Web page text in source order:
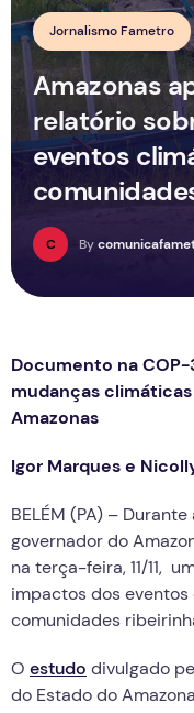
Jornalismo Fametro
Amazonas
relatório
eventos
C By
Documento na
mudanças
Amazonas
Igor Marques e
BELÉM (PA) –
governador do
na terça-feira, 11/11,
impactos dos
comunidades
O estudo divulgado
do Estado do